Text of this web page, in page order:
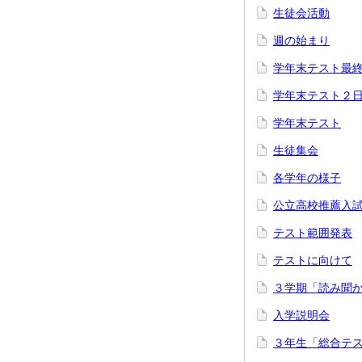
生徒会活動
週の始まり
学年末テスト最
学年末テスト２
学年末テスト
生徒集会
各学年の様子
公立高校推薦入
テスト範囲発表
テストに向けて
３学期「読み聞
入学説明会
３年生「総合テス